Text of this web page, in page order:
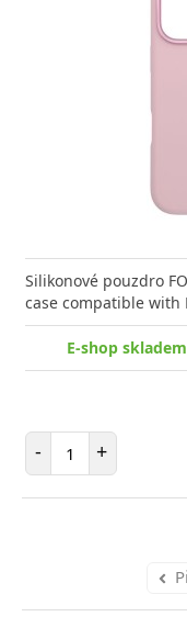
Silikonové pouzdro
case compatible with
E-shop
- Počet položek
+
FIXED zajistí
moderního smartphonu,
skladem > 10 ks,
položek
+
značky Baseus
přenášet data z
skladem > 10 ks,
položek